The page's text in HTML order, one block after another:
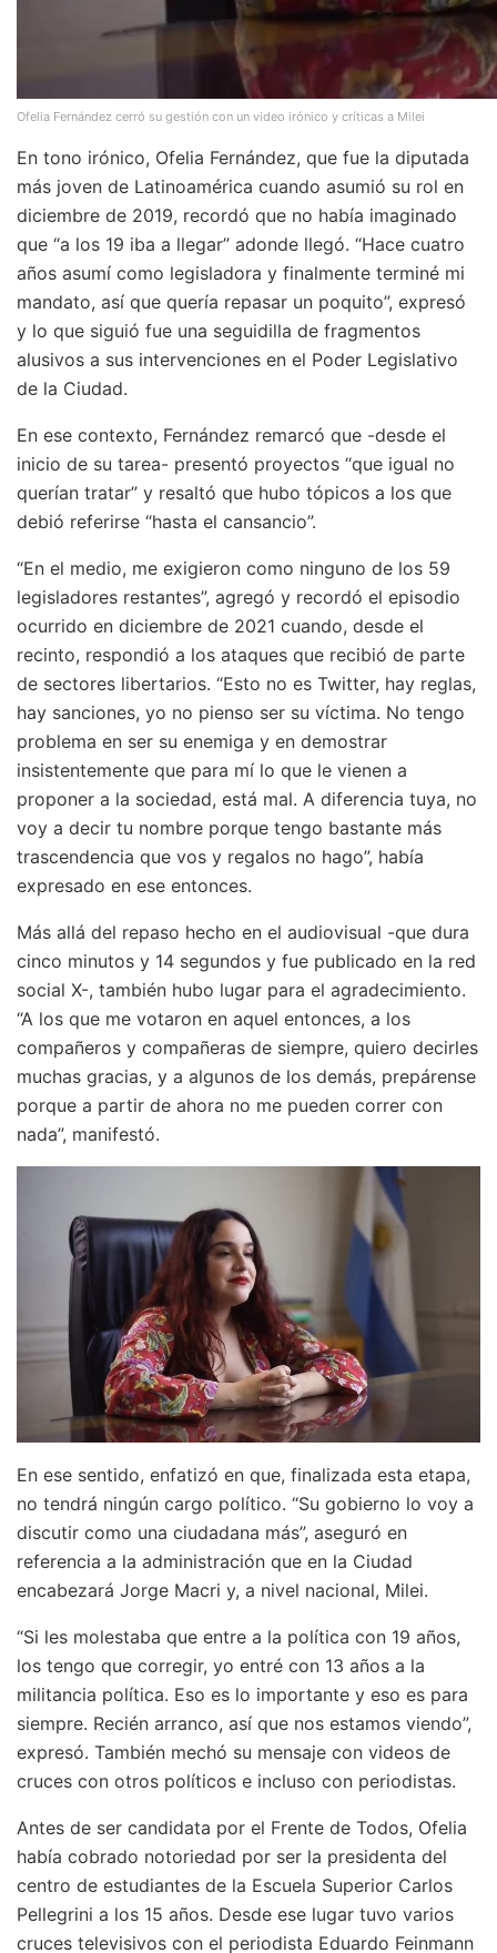
Ofelia Fernández cerró su gestión con un video irónico y críticas a Milei
En tono irónico, Ofelia Fernández, que fue la diputada
más joven de Latinoamérica cuando asumió su rol en
diciembre de 2019, recordó que no había imaginado
que “a los 19 iba a llegar” adonde llegó. “Hace cuatro
años asumí como legisladora y finalmente terminé mi
mandato, así que quería repasar un poquito”, expresó
y lo que siguió fue una seguidilla de fragmentos
alusivos a sus intervenciones en el Poder Legislativo
de la Ciudad.
En ese contexto, Fernández remarcó que -desde el
inicio de su tarea- presentó proyectos “que igual no
querían tratar” y resaltó que hubo tópicos a los que
debió referirse “hasta el cansancio”.
“En el medio, me exigieron como ninguno de los 59
legisladores restantes”, agregó y recordó el episodio
ocurrido en diciembre de 2021 cuando, desde el
recinto, respondió a los ataques que recibió de parte
de sectores libertarios. “Esto no es Twitter, hay reglas,
hay sanciones, yo no pienso ser su víctima. No tengo
problema en ser su enemiga y en demostrar
insistentemente que para mí lo que le vienen a
proponer a la sociedad, está mal. A diferencia tuya, no
voy a decir tu nombre porque tengo bastante más
trascendencia que vos y regalos no hago”, había
expresado en ese entonces.
Más allá del repaso hecho en el audiovisual -que dura
cinco minutos y 14 segundos y fue publicado en la red
social X-, también hubo lugar para el agradecimiento.
“A los que me votaron en aquel entonces, a los
compañeros y compañeras de siempre, quiero decirles
muchas gracias, y a algunos de los demás, prepárense
porque a partir de ahora no me pueden correr con
nada”, manifestó.
En ese sentido, enfatizó en que, finalizada esta etapa,
no tendrá ningún cargo político. “Su gobierno lo voy a
discutir como una ciudadana más”, aseguró en
referencia a la administración que en la Ciudad
encabezará Jorge Macri y, a nivel nacional, Milei.
“Si les molestaba que entre a la política con 19 años,
los tengo que corregir, yo entré con 13 años a la
militancia política. Eso es lo importante y eso es para
siempre. Recién arranco, así que nos estamos viendo”,
expresó. También mechó su mensaje con videos de
cruces con otros políticos e incluso con periodistas.
Antes de ser candidata por el Frente de Todos, Ofelia
había cobrado notoriedad por ser la presidenta del
centro de estudiantes de la Escuela Superior Carlos
Pellegrini a los 15 años. Desde ese lugar tuvo varios
cruces televisivos con el periodista Eduardo Feinmann